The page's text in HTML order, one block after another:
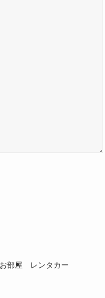
お部屋
レンタカー